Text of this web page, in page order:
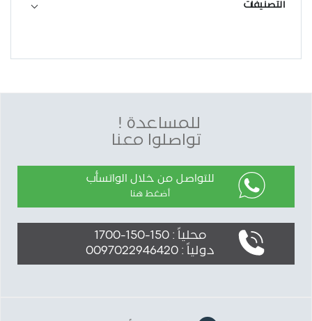
التصنيفات
للمساعدة !
تواصلوا معنا
للتواصل من خلال الواتسأب
أضغط هنا
محلياً : 150-150-1700
دولياً : 0097022946420